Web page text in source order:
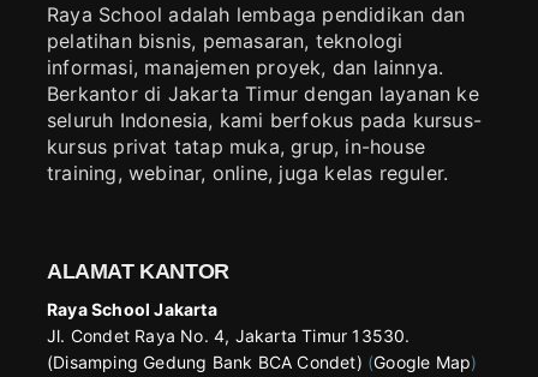
Raya School adalah lembaga pendidikan dan
pelatihan bisnis, pemasaran, teknologi
informasi, manajemen proyek, dan lainnya.
Berkantor di Jakarta Timur dengan layanan ke
seluruh Indonesia, kami berfokus pada kursus-
kursus privat tatap muka, grup, in-house
training, webinar, online, juga kelas reguler.
ALAMAT KANTOR
Raya School Jakarta
Jl. Condet Raya No. 4, Jakarta Timur 13530.
(Disamping Gedung Bank BCA Condet) (Google Map)